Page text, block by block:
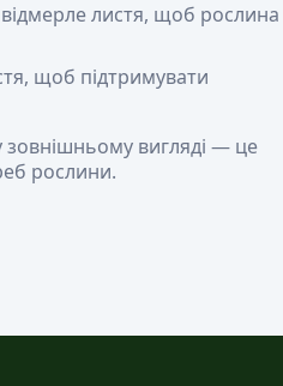
листя, щоб рослина
щоб підтримувати
зовнішньому вигляді — це
рослини.